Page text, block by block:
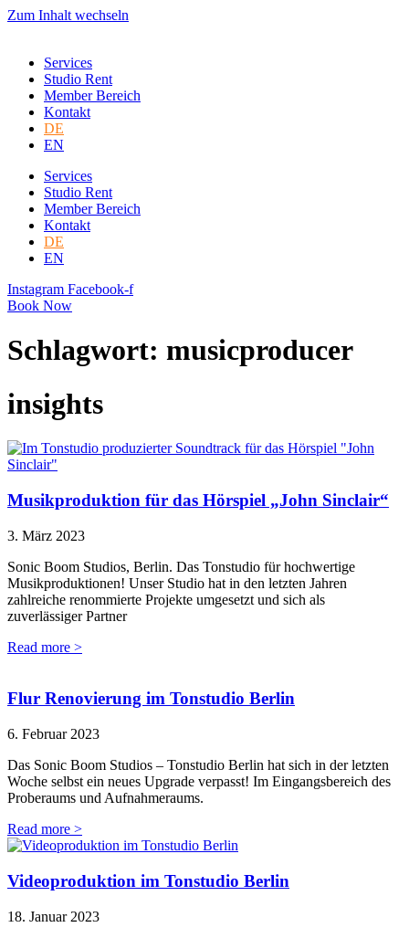
Zum Inhalt wechseln
Services
Studio Rent
Member Bereich
Kontakt
DE
EN
Services
Studio Rent
Member Bereich
Kontakt
DE
EN
Instagram Facebook-f
Book Now
Schlagwort: musicproducer
insights
Musikproduktion für das Hörspiel „John Sinclair“
3. März 2023
Sonic Boom Studios, Berlin. Das Tonstudio für hochwertige
Musikproduktionen! Unser Studio hat in den letzten Jahren
zahlreiche renommierte Projekte umgesetzt und sich als
zuverlässiger Partner
Read more >
Flur Renovierung im Tonstudio Berlin
6. Februar 2023
Das Sonic Boom Studios – Tonstudio Berlin hat sich in der letzten
Woche selbst ein neues Upgrade verpasst! Im Eingangsbereich des
Proberaums und Aufnahmeraums.
Read more >
Videoproduktion im Tonstudio Berlin
18. Januar 2023